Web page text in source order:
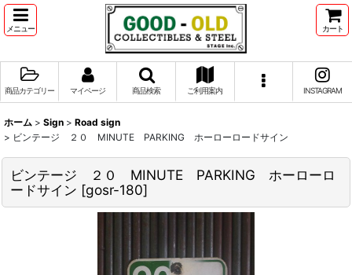
メニュー カート
商品カテゴリー マイページ 商品検索 ご利用案内 INSTAGRAM
ホーム > Sign > Road sign
> ビンテージ ２０ MINUTE PARKING ホーローロードサイン
ビンテージ ２０ MINUTE PARKING ホーローロ
ードサイン [gosr-180]